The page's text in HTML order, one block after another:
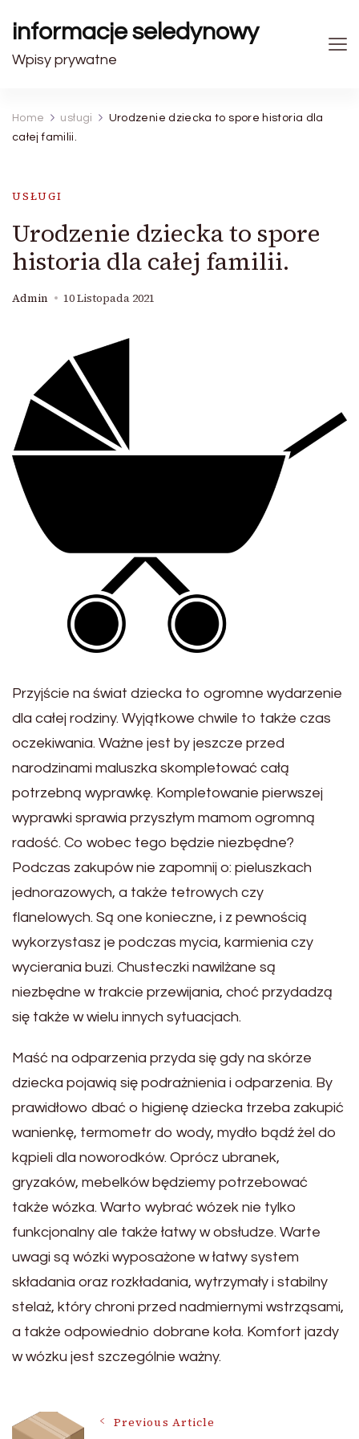
informacje seledynowy
Wpisy prywatne
Home usługi
Urodzenie dziecka to spore historia dla
całej familii.
USŁUGI
Urodzenie dziecka to spore
historia dla całej familii.
Admin 10 Listopada 2021
Przyjście na świat dziecka to ogromne wydarzenie
dla całej rodziny. Wyjątkowe chwile to także czas
oczekiwania. Ważne jest by jeszcze przed
narodzinami maluszka skompletować całą
potrzebną wyprawkę. Kompletowanie pierwszej
wyprawki sprawia przyszłym mamom ogromną
radość. Co wobec tego będzie niezbędne?
Podczas zakupów nie zapomnij o: pieluszkach
jednorazowych, a także tetrowych czy
flanelowych. Są one konieczne, i z pewnością
wykorzystasz je podczas mycia, karmienia czy
wycierania buzi. Chusteczki nawilżane są
niezbędne w trakcie przewijania, choć przydadzą
się także w wielu innych sytuacjach.
Maść na odparzenia przyda się gdy na skórze
dziecka pojawią się podrażnienia i odparzenia. By
prawidłowo dbać o higienę dziecka trzeba zakupić
wanienkę, termometr do wody, mydło bądź żel do
kąpieli dla noworodków. Oprócz ubranek,
gryzaków, mebelków będziemy potrzebować
także wózka. Warto wybrać wózek nie tylko
funkcjonalny ale także łatwy w obsłudze. Warte
uwagi są wózki wyposażone w łatwy system
składania oraz rozkładania, wytrzymały i stabilny
stelaż, który chroni przed nadmiernymi wstrząsami,
a także odpowiednio dobrane koła. Komfort jazdy
w wózku jest szczególnie ważny.
Previous Article